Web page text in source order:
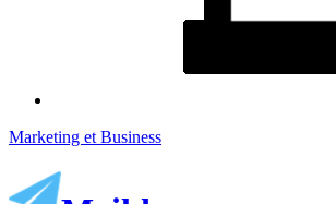
Marketing et Business